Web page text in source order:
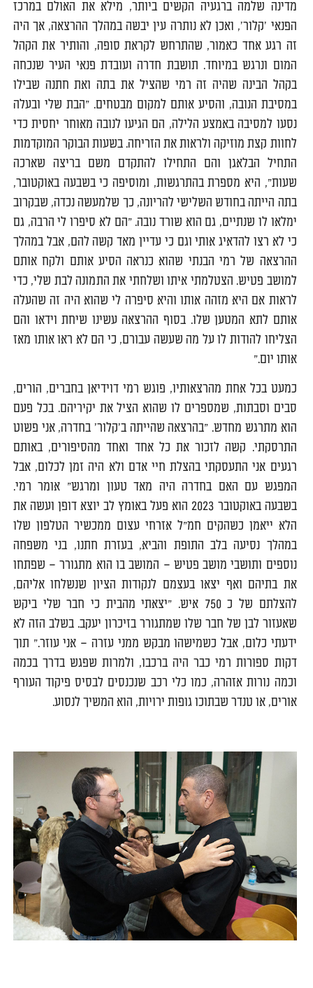
מדינה שלמה ברגעיה הקשים ביותר, מילא את האולם במרכז
הפנאי 'קלור', ואכן לא נותרה עין יבשה במהלך ההרצאה, אך היה
זה רגע אחד כאמור, שהתרחש לקראת סופה, והותיר את הקהל
המום ונרגש במיוחד. תושבת חדרה ועובדת פנאי העיר שנכחה
בקהל הבינה שהיה זה רמי שהציל את בתה ואת חתנה שבילו
במסיבת הנובה, והסיע אותם למקום מבטחים. "הבת שלי ובעלה
נסעו למסיבה באמצע הלילה, הם הגיעו לנובה מאוחר יחסית כדי
לחוות קצת מוזיקה ולראות את הזריחה. בשעות הבוקר המוקדמות
התחיל הבלאגן והם התחילו להתקדם משם בריצה שארכה
שעות", היא מספרת בהתרגשות, ומוסיפה כי בשבעה באוקטובר,
בתה הייתה בחודש השלישי להריונה, כך שלמעשה נכדה, שבקרוב
ימלאו לו שנתיים, גם הוא שורד נובה. "הם לא סיפרו לי הרבה, גם
כי לא רצו להדאיג אותי וגם כי עדיין מאד קשה להם, אבל במהלך
ההרצאה של רמי הבנתי שהוא כנראה הסיע אותם ולקח אותם
למושב פטיש. הצטלמתי איתו ושלחתי את התמונה לבת שלי, כדי
לראות אם היא מזהה אותו והיא סיפרה לי שהוא היה זה שהעלה
אותם לתא המטען שלו. בסוף ההרצאה עשינו שיחת וידאו והם
הצליחו להודות לו על מה שעשה עבורם, כי הם לא ראו אותו מאז
אותו יום."
כמעט בכל אחת מהרצאותיו, פוגש רמי דוידיאן בחברים, הורים,
סבים וסבתות, שמספרים לו שהוא הציל את יקיריהם. בכל פעם
הוא מתרגש מחדש. "בהרצאה שהייתה ב'קלור' בחדרה, אני פשוט
התרסקתי. קשה לזכור את כל אחד ואחד מהסיפורים, באותם
רגעים אני התעסקתי בהצלת חיי אדם ולא היה זמן לכלום, אבל
המפגש עם האם בחדרה היה מאד טעון ומרגש" אומר רמי.
בשבעה באוקטובר 2023 הוא פעל באומץ לב יוצא דופן ועשה את
הלא ייאמן כשהקים חמ"ל אזרחי עצום ממכשיר הטלפון שלו
במהלך נסיעה בלב התופת והביא, בעזרת חתנו, בני משפחה
נוספים ותושבי מושב פטיש – המושב בו הוא מתגורר – שפתחו
את בתיהם ואף יצאו בעצמם לנקודות הציון שנשלחו אליהם,
להצלתם של כ 750 איש. "יצאתי מהבית כי חבר שלי ביקש
שאעזור לבן של חבר שלו שמתגורר בזיכרון יעקב. בשלב הזה לא
ידעתי כלום, אבל כשמישהו מבקש ממני עזרה – אני עוזר." תוך
דקות ספורות רמי כבר היה ברכבו, ולמרות שפגש בדרך בכמה
וכמה נורות אזהרה, כמו כלי רכב שנכנסים לבסיס פיקוד העורף
אורים, או טנדר שבתוכו גופות ירויות, הוא המשיך לנסוע.